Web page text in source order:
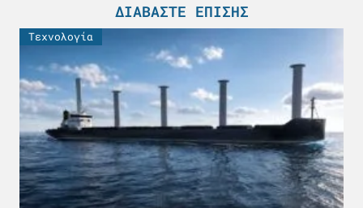
ΔΙΑΒΆΣΤΕ ΕΠΊΣΗΣ
Τεχνολογία